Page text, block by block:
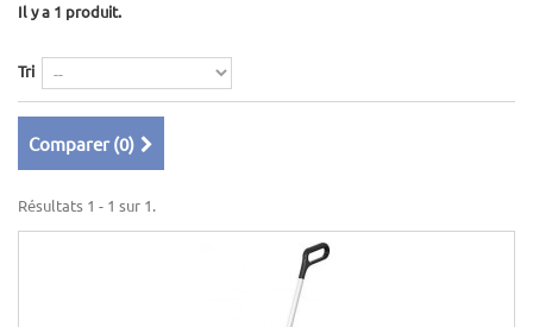
Il y a 1 produit.
Tri
Comparer (0)
Résultats 1 - 1 sur 1.